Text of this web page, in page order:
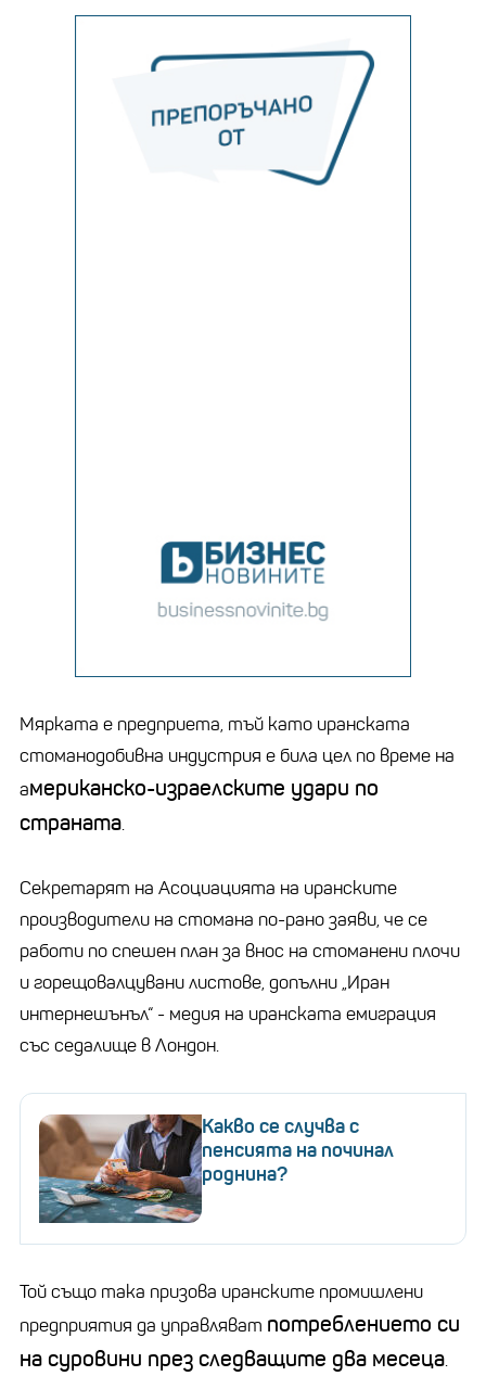
Мярката е предприета, тъй като иранската
стоманодобивна индустрия е била цел по време на
американско-израелските удари по
страната.
Секретарят на Асоциацията на иранските
производители на стомана по-рано заяви, че се
работи по спешен план за внос на стоманени плочи
и горещовалцувани листове, допълни „Иран
интернешънъл“ - медия на иранската емиграция
със седалище в Лондон.
Какво се случва с
пенсията на починал
роднина?
Той също така призова иранските промишлени
предприятия да управляват потреблението си
на суровини през следващите два месеца.